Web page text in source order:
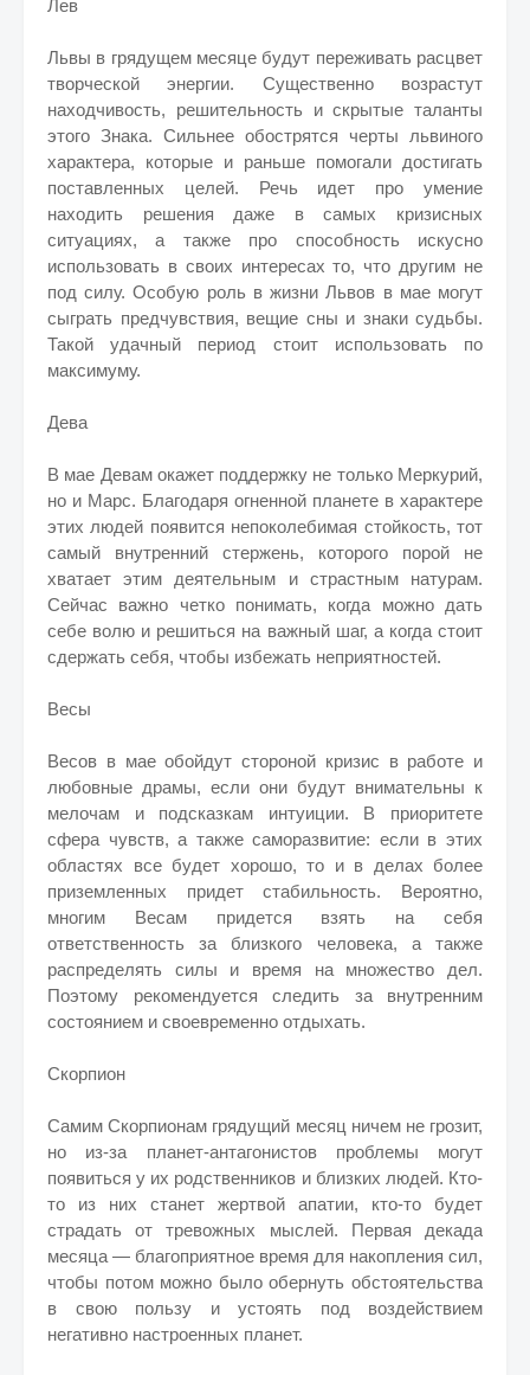
Лев
Львы в грядущем месяце будут переживать расцвет
творческой энергии. Существенно возрастут
находчивость, решительность и скрытые таланты
этого Знака. Сильнее обострятся черты львиного
характера, которые и раньше помогали достигать
поставленных целей. Речь идет про умение
находить решения даже в самых кризисных
ситуациях, а также про способность искусно
использовать в своих интересах то, что другим не
под силу. Особую роль в жизни Львов в мае могут
сыграть предчувствия, вещие сны и знаки судьбы.
Такой удачный период стоит использовать по
максимуму.
Дева
В мае Девам окажет поддержку не только Меркурий,
но и Марс. Благодаря огненной планете в характере
этих людей появится непоколебимая стойкость, тот
самый внутренний стержень, которого порой не
хватает этим деятельным и страстным натурам.
Сейчас важно четко понимать, когда можно дать
себе волю и решиться на важный шаг, а когда стоит
сдержать себя, чтобы избежать неприятностей.
Весы
Весов в мае обойдут стороной кризис в работе и
любовные драмы, если они будут внимательны к
мелочам и подсказкам интуиции. В приоритете
сфера чувств, а также саморазвитие: если в этих
областях все будет хорошо, то и в делах более
приземленных придет стабильность. Вероятно,
многим Весам придется взять на себя
ответственность за близкого человека, а также
распределять силы и время на множество дел.
Поэтому рекомендуется следить за внутренним
состоянием и своевременно отдыхать.
Скорпион
Самим Скорпионам грядущий месяц ничем не грозит,
но из-за планет-антагонистов проблемы могут
появиться у их родственников и близких людей. Кто-
то из них станет жертвой апатии, кто-то будет
страдать от тревожных мыслей. Первая декада
месяца — благоприятное время для накопления сил,
чтобы потом можно было обернуть обстоятельства
в свою пользу и устоять под воздействием
негативно настроенных планет.